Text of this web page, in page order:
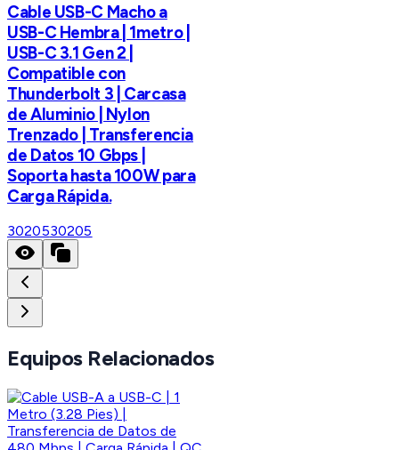
Cable USB-C Macho a
USB-C Hembra | 1metro |
USB-C 3.1 Gen 2 |
Compatible con
Thunderbolt 3 | Carcasa
de Aluminio | Nylon
Trenzado | Transferencia
de Datos 10 Gbps |
Soporta hasta 100W para
Carga Rápida.
3020530205
Equipos Relacionados